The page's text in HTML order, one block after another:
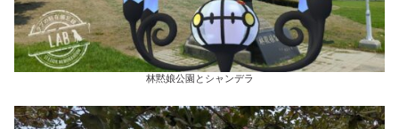
林黙娘公園とシャンデラ